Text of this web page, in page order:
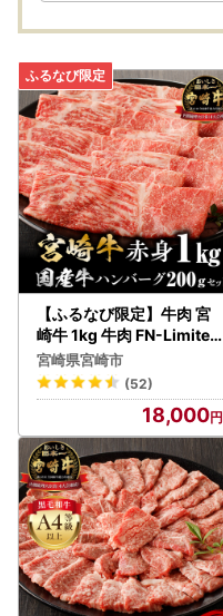
了承ください。
・梱包はお礼品毎に個別
のお礼品の同一梱包は出
・一部離島にはクール便
ください。
■ワンストップ特例申請書
入金確認後、注文内容確
所へ申込完了日から30日
（返信封筒あり・切手不要
※確定申告をされる方は特
【ワンストップ特例申請
〒885-0078
住所：宮崎県都城市宮丸
宛先：宮崎市ふるさと納
※ワンストップ特例申請
【ご寄附についての問い
宮崎市ふるさと納税サポ
電話番号 050-5444-
お問い合わせメールアド
【ふるなび限定】牛肉 宮
崎牛 1kg 牛肉 FN-Limited
-VO
宮崎県宮崎市
(52)
18,000